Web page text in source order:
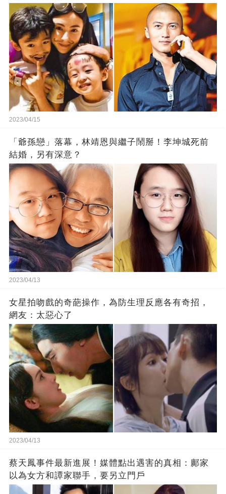
2023/04/15
「爺孫戀」落幕，林靖恩與繼子鬧掰！李坤城死前
結婚，另有深意？
2023/04/13
女星拍吻戲的奇葩操作，為防生理反應各有奇招，
網友：太惡心了
2023/04/13
蔡天鳳事件最新進展！媒體點出遇害的真相：鄺家
以為女方和譚家聯手，要另立門戶